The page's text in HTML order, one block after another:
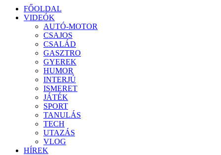
FŐOLDAL
VIDEÓK
AUTÓ-MOTOR
CSAJOS
CSALÁD
GASZTRO
GYEREK
HUMOR
INTERJÚ
ISMERET
JÁTÉK
SPORT
TANULÁS
TECH
UTAZÁS
VLOG
HÍREK